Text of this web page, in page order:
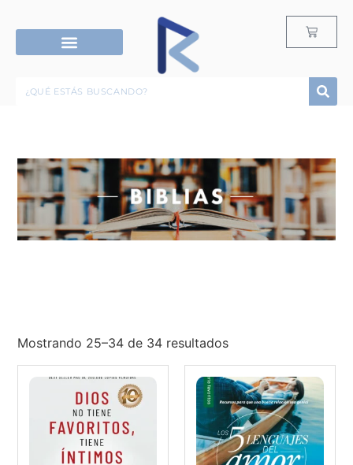
Mostrando 25–34 de 34 resultados